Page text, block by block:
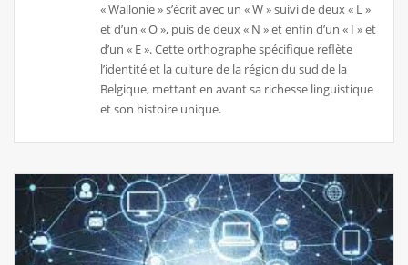
« Wallonie » s’écrit avec un « W » suivi de deux « L »
et d’un « O », puis de deux « N » et enfin d’un « I » et
d’un « E ». Cette orthographe spécifique reflète
l’identité et la culture de la région du sud de la
Belgique, mettant en avant sa richesse linguistique
et son histoire unique.